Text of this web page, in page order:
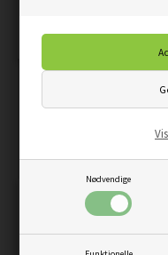
Nødvendige
WALLSTICKERS